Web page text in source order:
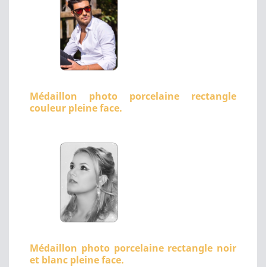
Médaillon photo porcelaine rectangle
couleur pleine face.
Médaillon photo porcelaine rectangle noir
et blanc pleine face.